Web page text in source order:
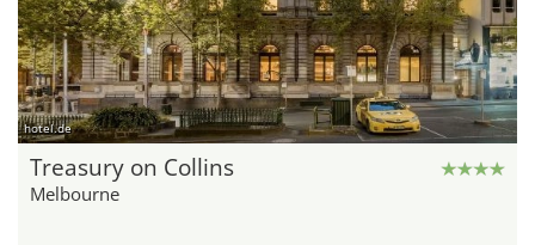
hotel.de
Treasury on Collins
Melbourne